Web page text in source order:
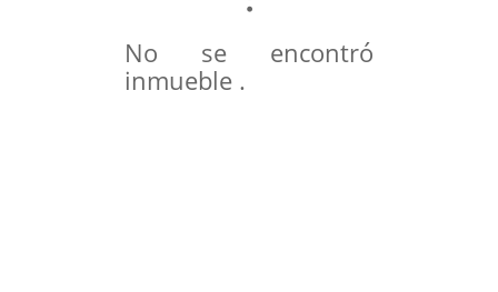
No se encontró
inmueble .